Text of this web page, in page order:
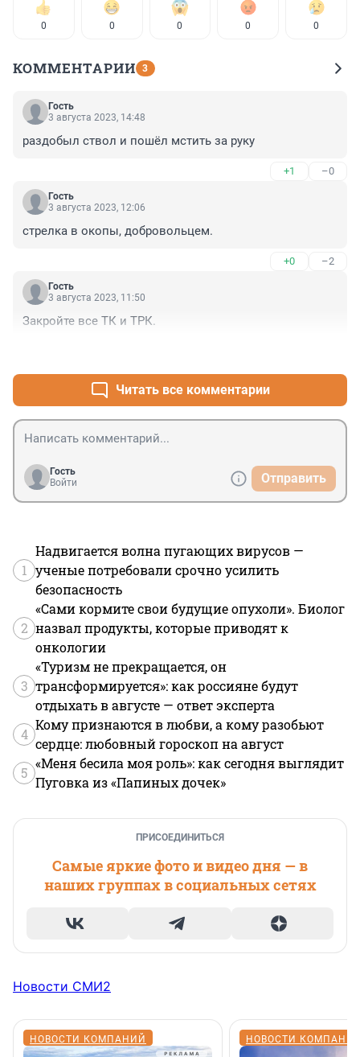
0 0 0 0 0
КОММЕНТАРИИ 3
Гость
3 августа 2023, 14:48
раздобыл ствол и пошёл мстить за руку
+1 –0
Гость
3 августа 2023, 12:06
стрелка в окопы, добровольцем.
+0 –2
Гость
3 августа 2023, 11:50
Закройте все ТК и ТРК.
Читать все комментарии
Гость
Войти
Отправить
1
Надвигается волна пугающих вирусов —
ученые потребовали срочно усилить
безопасность
2
«Сами кормите свои будущие опухоли». Биолог
назвал продукты, которые приводят к
онкологии
3
«Туризм не прекращается, он
трансформируется»: как россияне будут
отдыхать в августе — ответ эксперта
4
Кому признаются в любви, а кому разобьют
сердце: любовный гороскоп на август
5
«Меня бесила моя роль»: как сегодня выглядит
Пуговка из «Папиных дочек»
ПРИСОЕДИНИТЬСЯ
Самые яркие фото и видео дня — в
наших группах в социальных сетях
Новости СМИ2
НОВОСТИ КОМПАНИЙ НОВОСТИ